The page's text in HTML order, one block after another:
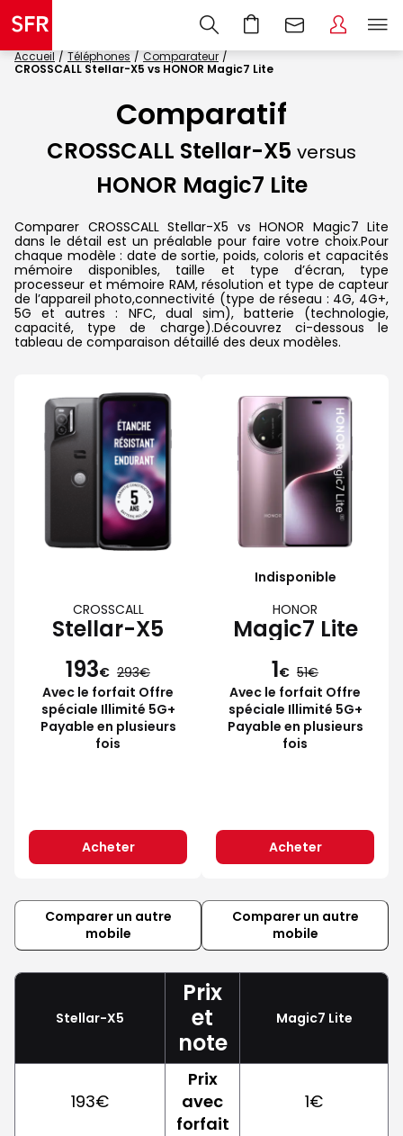
Accueil Téléphones
Comparateur
CROSSCALL Stellar-X5 vs HONOR Magic7 Lite
Comparatif
CROSSCALL Stellar-X5 versus
HONOR Magic7 Lite
Comparer CROSSCALL Stellar-X5 vs HONOR Magic7 Lite
dans le détail est un préalable pour faire votre choix.Pour
chaque modèle : date de sortie, poids, coloris et capacités
mémoire disponibles, taille et type d’écran, type
processeur et mémoire RAM, résolution et type de capteur
de l’appareil photo,connectivité (type de réseau : 4G, 4G+,
5G et autres : NFC, dual sim), batterie (technologie,
capacité, type de charge).Découvrez ci-dessous le
tableau de comparaison détaillé des deux modèles.
CROSSCALL
Stellar-X5
193€ 293
Avec le forfait Offre
spéciale Illimité 5G+
Payable en plusieurs
fois
Acheter
Indisponible
HONOR
Magic7 Lite
1€ 51
Avec le forfait Offre
spéciale Illimité 5G+
Payable en plusieurs
fois
Acheter
Comparer un autre
mobile
Comparer un autre
mobile
Stellar-X5
Prix
et
note
Magic7 Lite
193€
Prix
avec
forfait
1€